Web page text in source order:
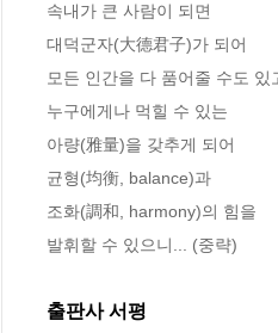
속내가 큰 사람이 되면
대덕군자(大德君子)가 되어
모든 인간을 다 품어줄 수도 있
누구에게나 먹힐 수 있는
아량(雅量)을 갖추게 되어
균형(均衡, balance)과
조화(調和, harmony)의 힘을
발휘할 수 있으니... (중략)
출판사 서평